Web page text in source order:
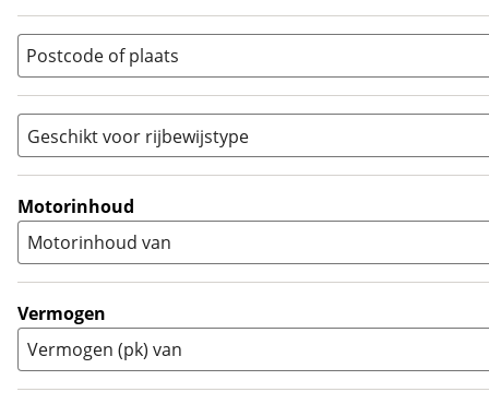
Quad (0)
Racer ( 0)
Rally (0)
Sport
Sport Touring (40)
Supersport (39)
Tourer (27)
Touring Enduro (0)
Trial (0
Zijspan (0)
Postcode of plaats
Geschikt voor rijbewijstype
A (0)
A1 (0)
(
Motorinhoud
Motorinhoud van
Vermogen
Vermogen (pk) van